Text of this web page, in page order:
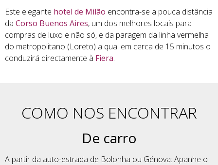
Este elegante hotel de Milão encontra-se a pouca distância
da Corso Buenos Aires, um dos melhores locais para
compras de luxo e não só, e da paragem da linha vermelha
do metropolitano (Loreto) a qual em cerca de 15 minutos o
conduzirá directamente à Fiera.
COMO NOS ENCONTRAR
De carro
A partir da auto-estrada de Bolonha ou Génova: Apanhe o